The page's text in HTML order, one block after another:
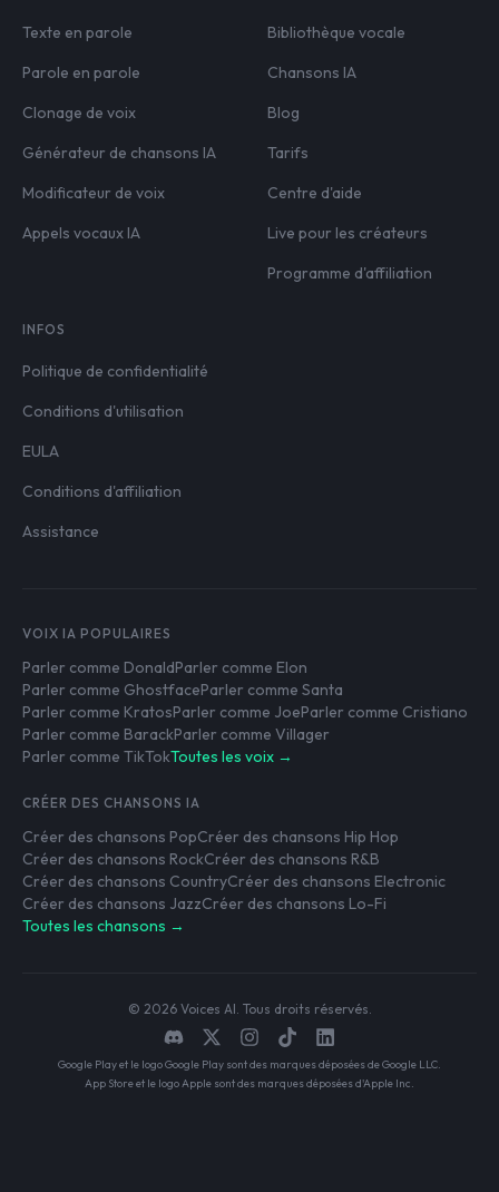
Texte en parole
Parole en parole
Clonage de voix
Générateur de chansons IA
Modificateur de voix
Appels vocaux IA
Bibliothèque vocale
Chansons IA
Blog
Tarifs
Centre d'aide
Live pour les créateurs
Programme d'affiliation
INFOS
Politique de confidentialité
Conditions d'utilisation
EULA
Conditions d'affiliation
Assistance
VOIX IA POPULAIRES
Parler comme DonaldParler comme Elon
Parler comme GhostfaceParler comme Santa
Parler comme KratosParler comme JoeParler comme Cristiano
Parler comme BarackParler comme Villager
Parler comme TikTokToutes les voix →
CRÉER DES CHANSONS IA
Créer des chansons PopCréer des chansons Hip Hop
Créer des chansons RockCréer des chansons R&B
Créer des chansons CountryCréer des chansons Electronic
Créer des chansons JazzCréer des chansons Lo-Fi
Toutes les chansons →
© 2026 Voices AI. Tous droits réservés.
Google Play et le logo Google Play sont des marques déposées de Google LLC.
App Store et le logo Apple sont des marques déposées d'Apple Inc.